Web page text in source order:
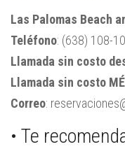
Las Palomas Beach
Teléfono: (638) 108-
Llamada sin costo
Llamada sin costo
Correo:
• Te